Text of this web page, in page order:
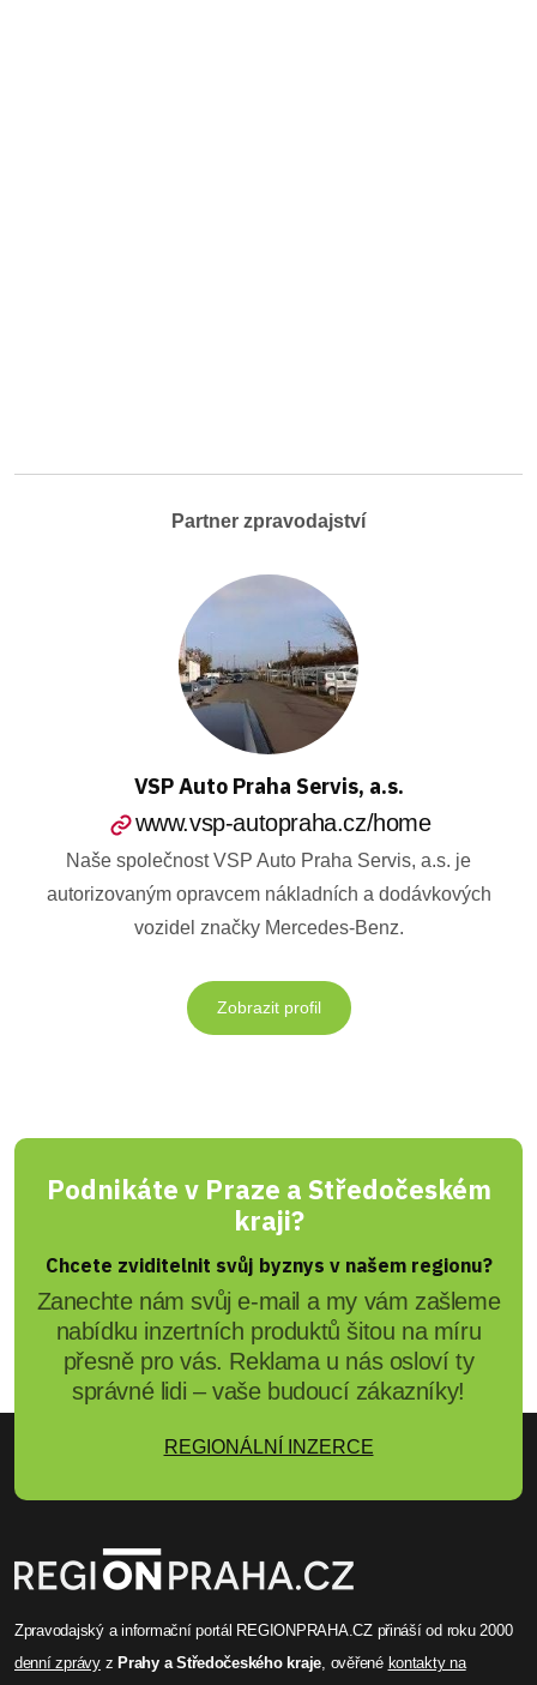
Partner zpravodajství
VSP Auto Praha Servis, a.s.
www.vsp-autopraha.cz/home
Naše společnost VSP Auto Praha Servis, a.s. je
autorizovaným opravcem nákladních a dodávkových
vozidel značky Mercedes-Benz.
Zobrazit profil
Podnikáte v Praze a Středočeském
kraji?
Chcete zviditelnit svůj byznys v našem regionu?
Zanechte nám svůj e-mail a my vám zašleme
nabídku inzertních produktů šitou na míru
přesně pro vás. Reklama u nás osloví ty
správné lidi – vaše budoucí zákazníky!
REGIONÁLNÍ INZERCE
Zpravodajský a informační portál REGIONPRAHA.CZ přináší od roku 2000
denní zprávyz Prahy a Středočeského kraje, ověřené kontakty na